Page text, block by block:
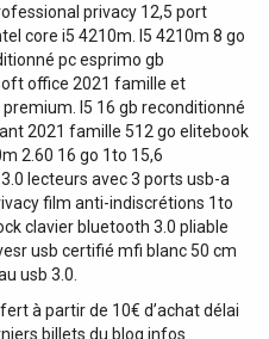
privacy 12,5 port
core i5 4210m. I5 4210m 8 go
pc esprimo gb
office 2021 famille et
I5 16 gb reconditionné
2021 famille 512 go elitebook
2.60 16 go 1to 15,6
lecteurs avec 3 ports usb-a
film anti-indiscrétions 1to
clavier bluetooth 3.0 pliable
usb certifié mfi blanc 50 cm
usb 3.0.
à partir de 10€ d’achat délai
billets du blog infos